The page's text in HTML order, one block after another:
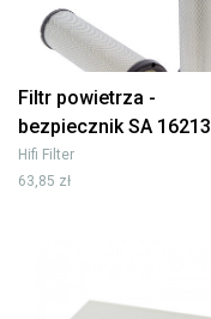
Filtr powietrza -
bezpiecznik SA 16213
Hifi Filter
63,85 zł